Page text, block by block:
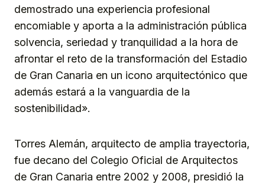
demostrado una experiencia profesional
encomiable y aporta a la administración pública
solvencia, seriedad y tranquilidad a la hora de
afrontar el reto de la transformación del Estadio
de Gran Canaria en un icono arquitectónico que
además estará a la vanguardia de la
sostenibilidad».
Torres Alemán, arquitecto de amplia trayectoria,
fue decano del Colegio Oficial de Arquitectos
de Gran Canaria entre 2002 y 2008, presidió la